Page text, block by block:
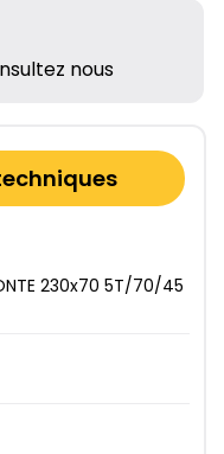
nous
230​x70​ 5​T/70​/45​